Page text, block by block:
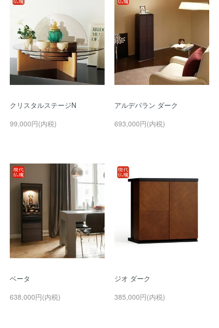
クリスタルステージN
99,000円(内税)
アルデバラン ダーク
693,000円(内税)
ベータ
638,000円(内税)
ジオ ダーク
385,000円(内税)